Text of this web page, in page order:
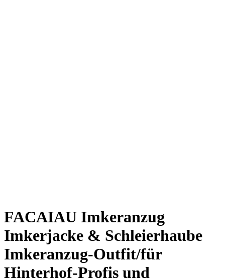
FACAIAU Imkeranzug
Imkerjacke & Schleierhaube
Imkeranzug-Outfit/für
Hinterhof-Profis und